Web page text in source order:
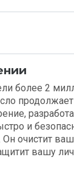
более 2
и
очистит
вашу